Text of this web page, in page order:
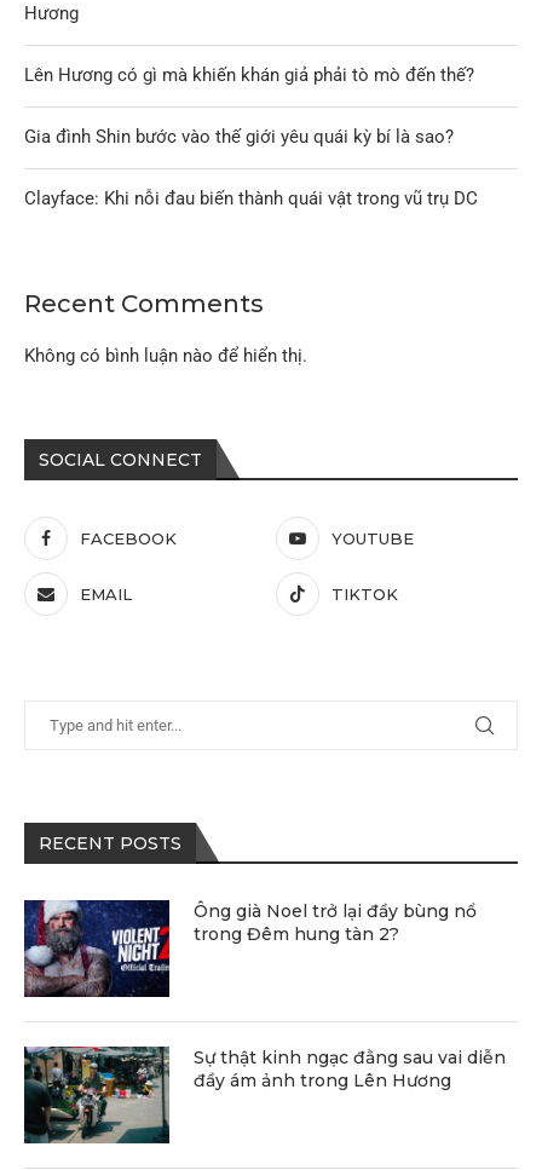
Hương
Lên Hương có gì mà khiến khán giả phải tò mò đến thế?
Gia đình Shin bước vào thế giới yêu quái kỳ bí là sao?
Clayface: Khi nỗi đau biến thành quái vật trong vũ trụ DC
Recent Comments
Không có bình luận nào để hiển thị.
SOCIAL CONNECT
FACEBOOK YOUTUBE
EMAIL TIKTOK
RECENT POSTS
Ông già Noel trở lại đầy bùng nổ
trong Đêm hung tàn 2?
Sự thật kinh ngạc đằng sau vai diễn
đầy ám ảnh trong Lên Hương